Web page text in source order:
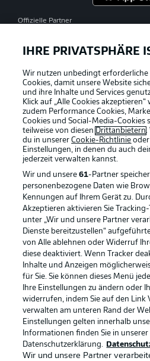
Offizielle Partner
Rechtliche Hinweise
Datenschutz
Kontakt
Impressum
Spieler
AGB
IHRE PRIVATSPHÄRE
Wir nutzen unbedingt
Cookies, damit unsere Website
und ihre Inhalte und Services
Klick auf „Alle Cookies
zudem Performance Cookies,
Cookies und Social-Media-Cookies
teilweise von diesen Drittanbietern.
du in unsererCookie-Richtlinie
Einstellungen, in denen du auch
jederzeit verwalten kannst.
Wir und unsere61-Partner
personenbezogene Daten wie
Kennungen auf Ihrem Gerät zu.
Akzeptieren aktivieren Sie
unter „Wir und unsere Partner
Dienste bereitzustellen“
von Alle ablehnen oder Widerruf
diese deaktiviert. Wenn Tracker
Inhalte und Anzeigen
für Sie. Sie können dieses Menü
Ihre Einstellungen zu ändern oder
widerrufen, indem Sie auf den Link
verwalten am unteren Rand der
Einstellungen gelten innerhalb
Informationen finden Sie in unserer
Datenschutzerklärung.
Wir und unsere Partner